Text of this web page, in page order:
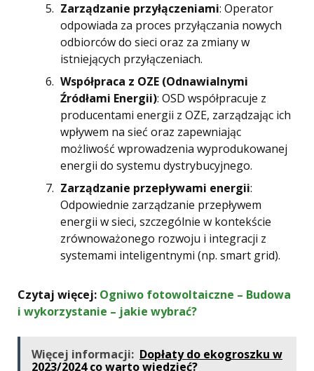
Zarządzanie przyłączeniami: Operator
odpowiada za proces przyłączania nowych
odbiorców do sieci oraz za zmiany w
istniejących przyłączeniach.
Współpraca z OZE (Odnawialnymi
Źródłami Energii): OSD współpracuje z
producentami energii z OZE, zarządzając ich
wpływem na sieć oraz zapewniając
możliwość wprowadzenia wyprodukowanej
energii do systemu dystrybucyjnego.
Zarządzanie przepływami energii:
Odpowiednie zarządzanie przepływem
energii w sieci, szczególnie w kontekście
zrównoważonego rozwoju i integracji z
systemami inteligentnymi (np. smart grid).
Czytaj więcej: Ogniwo fotowoltaiczne – Budowa
i wykorzystanie – jakie wybrać?
Więcej informacji: Dopłaty do ekogroszku w
2023/2024 co warto wiedzieć?